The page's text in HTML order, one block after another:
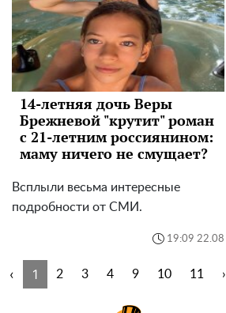
14-летняя дочь Веры
Брежневой "крутит" роман
с 21-летним россиянином:
маму ничего не смущает?
Всплыли весьма интересные
подробности от СМИ.
19:09 22.08
‹ 1 2 3 4 9 10 11 ›